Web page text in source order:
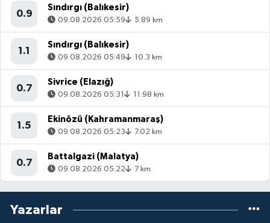
0.9
Sındırgı (Balıkesir)
09.08.2026 05:59 5.89 km
1.1
Sındırgı (Balıkesir)
09.08.2026 05:49 10.3 km
0.7
Sivrice (Elazığ)
09.08.2026 05:31 11.98 km
1.5
Ekinözü (Kahramanmaraş)
09.08.2026 05:23 7.02 km
0.7
Battalgazi (Malatya)
09.08.2026 05:22 7 km
Yazarlar